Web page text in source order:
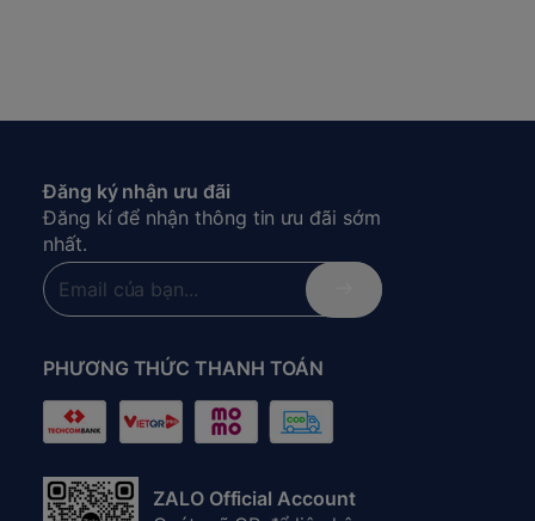
Đăng ký nhận ưu đãi
Đăng kí để nhận thông tin ưu đãi sớm
nhất.
PHƯƠNG THỨC THANH TOÁN
ZALO Official Account